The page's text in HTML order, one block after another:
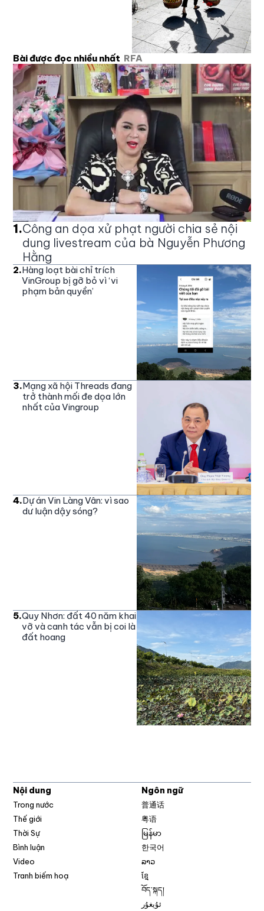
Bài được đọc nhiều nhất RFA
1.Công an dọa xử phạt người chia sẻ nội
dung livestream của bà Nguyễn Phương
Hằng
2.Hàng loạt bài chỉ trích
VinGroup bị gỡ bỏ vì ‘vi
phạm bản quyền’
3.Mạng xã hội Threads đang
trở thành mối đe dọa lớn
nhất của Vingroup
4.Dự án Vin Làng Vân: vì sao
dư luận dậy sóng?
5.Quy Nhơn: đất 40 năm khai
vỡ và canh tác vẫn bị coi là
đất hoang
Nội dung
Trong nước
Thế giới
Thời Sự
Bình luận
Video
Tranh biếm hoạ
Ngôn ngữ
普通话
粤语
မြန်မာ
한국어
ລາວ
ខ្មែ
བོད་སྐད།
ئۇيغۇر